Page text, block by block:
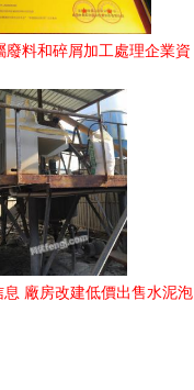
廢料和碎屑加工處理企業資
息 廠房改建低價出售水泥泡